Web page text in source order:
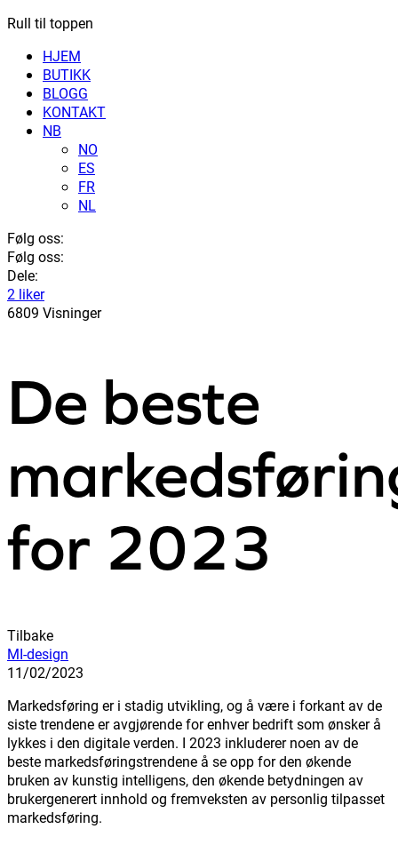
Rull til toppen
HJEM
BUTIKK
BLOGG
KONTAKT
NB
NO
ES
FR
NL
Følg oss:
Følg oss:
Dele:
2 liker
6809 Visninger
De beste
for 2023
Tilbake
MI-design
11/02/2023
Markedsføring er i stadig utvikling, og å være i forkant av de
siste trendene er avgjørende for enhver bedrift som ønsker å
lykkes i den digitale verden. I 2023 inkluderer noen av de
beste markedsføringstrendene å se opp for den økende
bruken av kunstig intelligens, den økende betydningen av
brukergenerert innhold og fremveksten av personlig tilpasset
markedsføring.